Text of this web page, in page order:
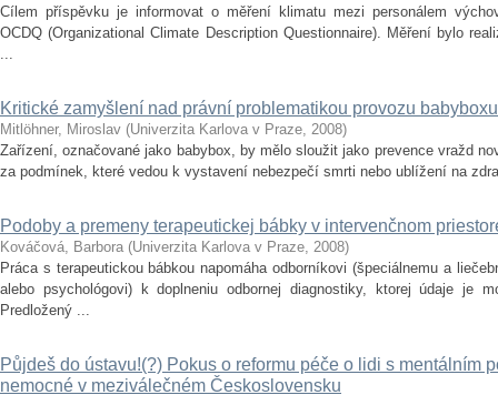
Cílem příspěvku je informovat o měření klimatu mezi personálem
OCDQ (Organizational Climate Description Questionnaire). Měření bylo
...
Kritické zamyšlení nad právní problematikou provozu babyboxu
Mitlöhner, Miroslav (Univerzita Karlova v Praze, 2008)
Zařízení, označované jako babybox, by mělo sloužit jako prevence vražd
za podmínek, které vedou k vystavení nebezpečí smrti nebo ublížení na
Podoby a premeny terapeutickej bábky v intervenčnom
Kováčová, Barbora (Univerzita Karlova v Praze, 2008)
Práca s terapeutickou bábkou napomáha odborníkovi (špeciálnemu a
alebo psychológovi) k doplneniu odbornej diagnostiky, ktorej údaje je
Predložený ...
Půjdeš do ústavu!(?) Pokus o reformu péče o lidi s mentálním
nemocné v meziválečném Československu